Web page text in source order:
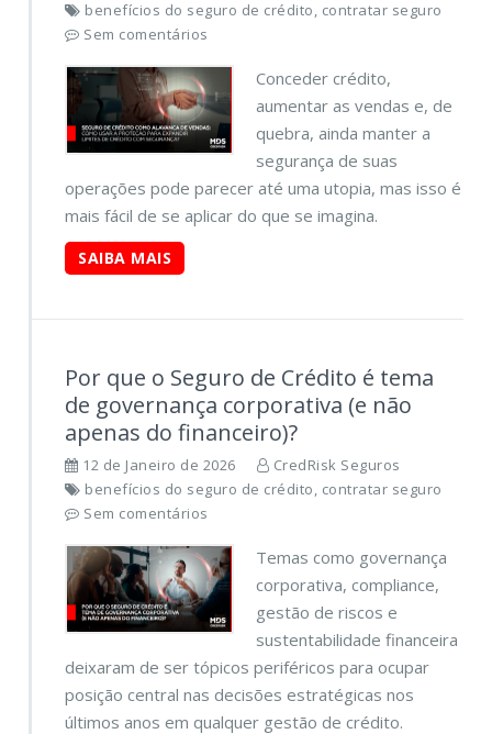
benefícios do seguro de crédito, contratar seguro
Sem comentários
Conceder crédito,
aumentar as vendas e, de
quebra, ainda manter a
segurança de suas
operações pode parecer até uma utopia, mas isso é
mais fácil de se aplicar do que se imagina.
SAIBA MAIS
Por que o Seguro de Crédito é tema
de governança corporativa (e não
apenas do financeiro)?
12 de Janeiro de 2026
CredRisk Seguros
benefícios do seguro de crédito, contratar seguro
Sem comentários
Temas como governança
corporativa, compliance,
gestão de riscos e
sustentabilidade financeira
deixaram de ser tópicos periféricos para ocupar
posição central nas decisões estratégicas nos
últimos anos em qualquer gestão de crédito.